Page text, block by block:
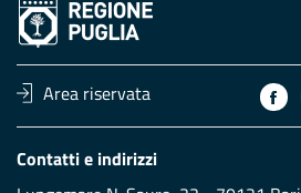
Area riservata
Contatti e indirizzi